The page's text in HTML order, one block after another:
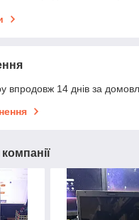
впродовж 14 днів за